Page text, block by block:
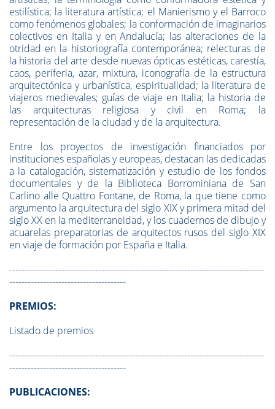
estilística; la literatura artística; el Manierismo y el Barroco
como fenómenos globales; la conformación de imaginarios
colectivos en Italia y en Andalucía; las alteraciones de la
otridad en la historiografía contemporánea; relecturas de
la historia del arte desde nuevas ópticas estéticas, carestía,
caos, periferia, azar, mixtura, iconografía de la estructura
arquitectónica y urbanística, espiritualidad; la literatura de
viajeros medievales; guías de viaje en Italia; la historia de
las arquitecturas religiosa y civil en Roma; la
representación de la ciudad y de la arquitectura.
Entre los proyectos de investigación financiados por
instituciones españolas y europeas, destacan las dedicadas
a la catalogación, sistematización y estudio de los fondos
documentales y de la Biblioteca Borrominiana de San
Carlino alle Quattro Fontane, de Roma, la que tiene como
argumento la arquitectura del siglo XIX y primera mitad del
siglo XX en la mediterraneidad, y los cuadernos de dibujo y
acuarelas preparatorias de arquitectos rusos del siglo XIX
en viaje de formación por España e Italia.
-----------------------------------------------------------------------------------
--------------------------------------
PREMIOS:
Listado de premios
-----------------------------------------------------------------------------------
--------------------------------------
PUBLICACIONES: